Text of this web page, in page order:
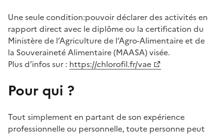
Une seule condition:pouvoir déclarer des activités en
rapport direct avec le diplôme ou la certification du
Ministère de l’Agriculture de l’Agro-Alimentaire et de
la Souveraineté Alimentaire (MAASA) visée.
Plus d’infos sur : https://chlorofil.fr/vae
Pour qui ?
Tout simplement en partant de son expérience
professionnelle ou personnelle, toute personne peut